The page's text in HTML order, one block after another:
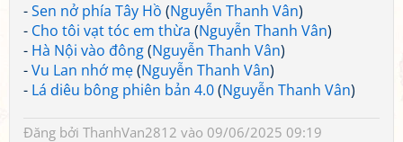
-Sen nở phía Tây Hồ (Nguyễn Thanh Vân)
- Cho tôi vạt tóc em thừa (Nguyễn Thanh Vân)
- Hà Nội vào đông(Nguyễn Thanh Vân)
-Vu Lan nhớ mẹ(Nguyễn Thanh Vân)
- Lá diêu bông phiên bản 4.0(Nguyễn Thanh Vân)
Đăng bởi ThanhVan2812 vào 09/06/2025 09:19